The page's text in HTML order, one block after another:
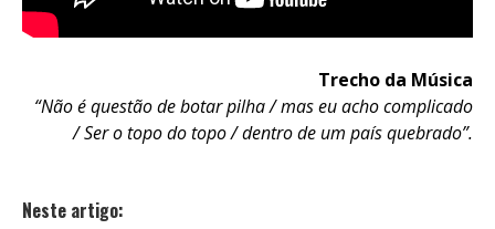
Trecho da Música
“Não é questão de botar pilha /mas eu acho complicado
/Ser o topo do topo /dentro de um país quebrado”.
Neste artigo: